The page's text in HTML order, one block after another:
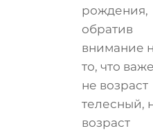
рождения,
обратив
внимание
то, что
не возраст
телесный,
возраст